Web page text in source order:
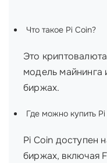
Что такое Pi Coin?
Это
модель майнинга
биржах.
Где можно купить Pi
Pi Coin доступен
биржах, включая